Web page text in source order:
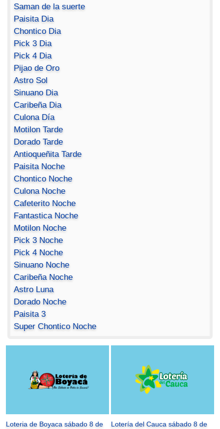
Saman de la suerte
Paisita Dia
Chontico Dia
Pick 3 Dia
Pick 4 Dia
Pijao de Oro
Astro Sol
Sinuano Dia
Caribeña Dia
Culona Día
Motilon Tarde
Dorado Tarde
Antioqueñita Tarde
Paisita Noche
Chontico Noche
Culona Noche
Cafeterito Noche
Fantastica Noche
Motilon Noche
Pick 3 Noche
Pick 4 Noche
Sinuano Noche
Caribeña Noche
Astro Luna
Dorado Noche
Paisita 3
Super Chontico Noche
Loteria de Boyaca sábado 8 de
Lotería del Cauca sábado 8 de